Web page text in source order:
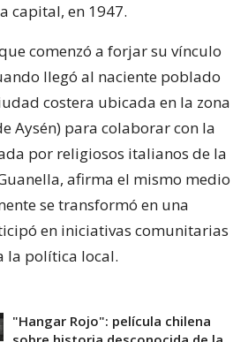
capital, en 1947.
comenzó a forjar su vínculo
llegó al naciente poblado
costera ubicada en la zona
Aysén) para colaborar con la
por religiosos italianos de la
afirma el mismo medio
se transformó en una
en iniciativas comunitarias
la política local.
"Hangar Rojo": película chilena